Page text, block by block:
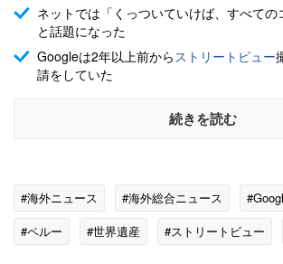
ネットでは「くっついていけば、すべての
と話題になった
Googleは2年以上前から ストリートビュー
請をしていた
続きを読む
#海外ニュース #海外総合ニュース
#ペルー
#世界遺産 #ストリートビュー